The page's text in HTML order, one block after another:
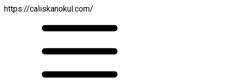
https://caliskanokul.com/